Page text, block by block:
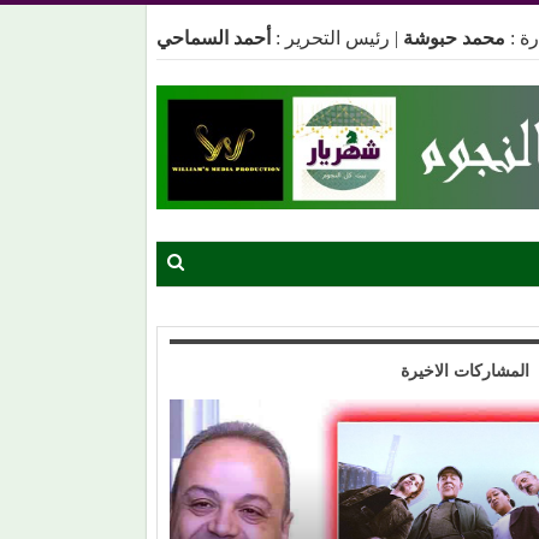
: محمد حبوشة | رئيس التحرير : أحمد السماحي
المشاركات الاخيرة